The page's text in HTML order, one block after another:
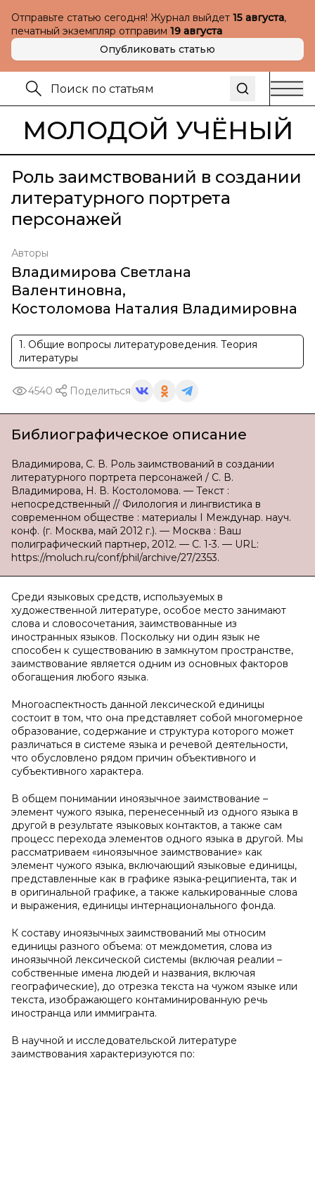
Отправьте статью сегодня! Журнал выйдет 15 августа,
печатный экземпляр отправим 19 августа
Опубликовать статью
МОЛОДОЙ УЧЁНЫЙ
Роль заимствований в создании
литературного портрета
персонажей
Авторы
Владимирова Светлана
Валентиновна,
Костоломова Наталия Владимировна
1. Общие вопросы литературоведения. Теория
литературы
4540 Поделиться
Библиографическое описание
Владимирова, С. В. Роль заимствований в создании
литературного портрета персонажей / С. В.
Владимирова, Н. В. Костоломова. — Текст :
непосредственный // Филология и лингвистика в
современном обществе : материалы I Междунар. науч.
конф. (г. Москва, май 2012 г.). — Москва : Ваш
полиграфический партнер, 2012. — С. 1-3. — URL:
https://moluch.ru/conf/phil/archive/27/2353.
Среди языковых средств, используемых в
художественной литературе, особое место занимают
слова и словосочетания, заимствованные из
иностранных языков. Поскольку ни один язык не
способен к существованию в замкнутом пространстве,
заимствование является одним из основных факторов
обогащения любого языка.
Многоаспектность данной лексической единицы
состоит в том, что она представляет собой многомерное
образование, содержание и структура которого может
различаться в системе языка и речевой деятельности,
что обусловлено рядом причин объективного и
субъективного характера.
В общем понимании иноязычное заимствование –
элемент чужого языка, перенесенный из одного языка в
другой в результате языковых контактов, а также сам
процесс перехода элементов одного языка в другой. Мы
рассматриваем «иноязычное заимствование» как
элемент чужого языка, включающий языковые единицы,
представленные как в графике языка-реципиента, так и
в оригинальной графике, а также калькированные слова
и выражения, единицы интернационального фонда.
К составу иноязычных заимствований мы относим
единицы разного объема: от междометия, слова из
иноязычной лексической системы (включая реалии –
собственные имена людей и названия, включая
географические), до отрезка текста на чужом языке или
текста, изображающего контаминированную речь
иностранца или иммигранта.
В научной и исследовательской литературе
заимствования характеризуются по: